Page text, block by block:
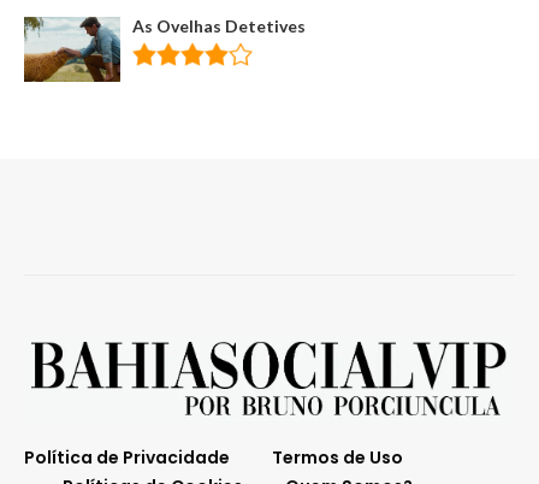
As Ovelhas Detetives
Política de Privacidade
Termos de Uso